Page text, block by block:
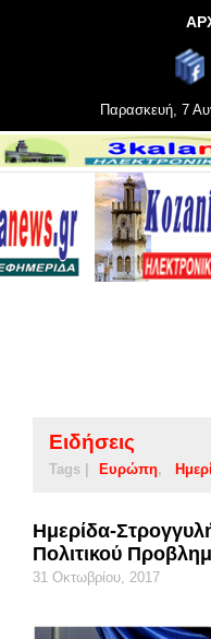
Παρασκευή, 7
Ειδήσεις
Tags | Ευρώπη
Ημερίδα-
Πολιτικού
31 Οκτωβρίου, 2017